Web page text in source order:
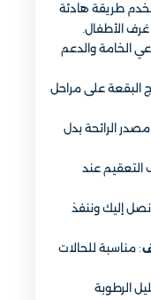
طريقة هادئة
الأطفال.
الخامة والدعم
البقعة على مراحل
الرائحة بدل
عند
إليك وننفذ
: مناسبة للحالات
الرطوبة